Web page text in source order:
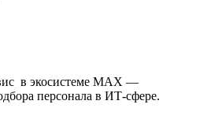
в экосистеме MAX —
персонала в ИТ‑сфере.